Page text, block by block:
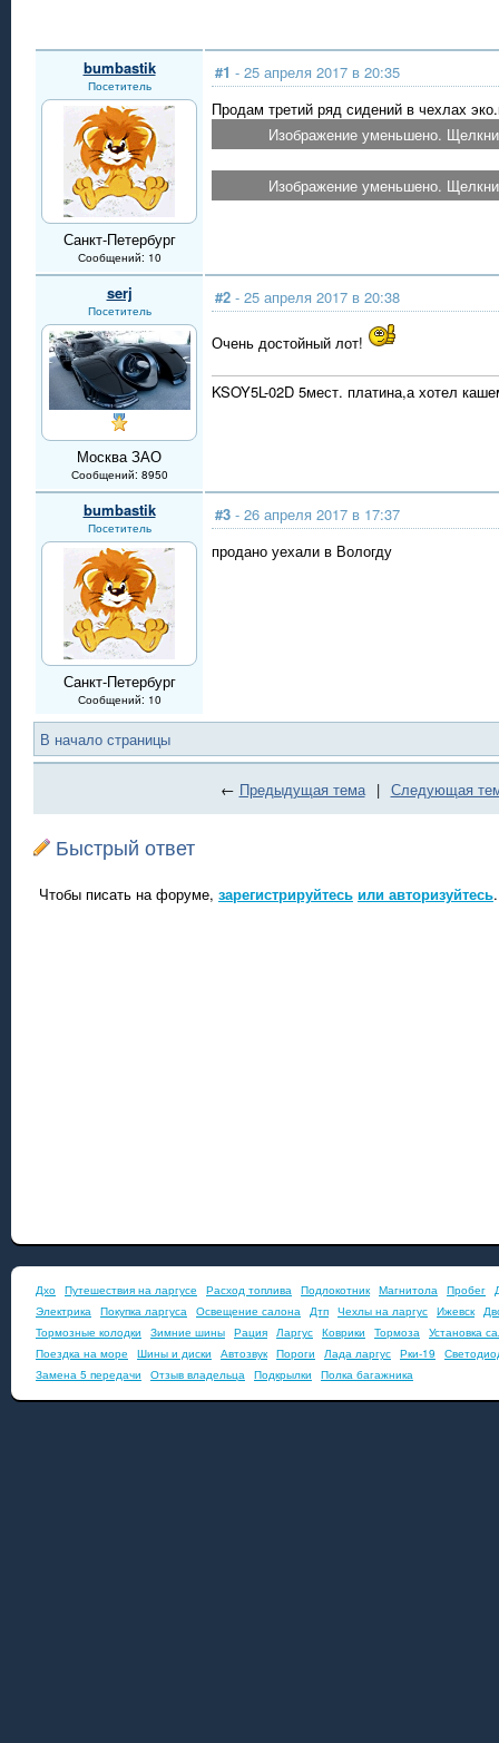
bumbastik
Посетитель
Санкт-Петербург
Сообщений: 10
#1 - 25 апреля 2017 в 20:35
Продам третий ряд сидений в чехлах
Изображение уменьшено.
Изображение уменьшено.
serj
Посетитель
Москва ЗАО
Сообщений: 8950
#2 - 25 апреля 2017 в 20:38
Очень достойный лот!
KSOY5L-02D 5мест. платина,а хотел
bumbastik
Посетитель
Санкт-Петербург
Сообщений: 10
#3 - 26 апреля 2017 в 17:37
продано уехали в Вологду
В начало страницы
← Предыдущая тема | Следующая
Быстрый ответ
Чтобы писать на форуме, зарегистрируйтесь или авторизуйтесь.
Дхо Путешествия на ларгусе Расход топлива Подлокотник Магнитола Пробег
Электрика Покупка ларгуса Освещение салона Дтп Чехлы на ларгус Ижевск
Тормозные колодки
Зимние шины Рация Ларгус Коврики Тормоза Установка
Поездка на море
Шины и диски Автозвук Пороги Лада ларгус Рки-19
Замена 5 передачи
Отзыв владельца Подкрылки Полка багажника